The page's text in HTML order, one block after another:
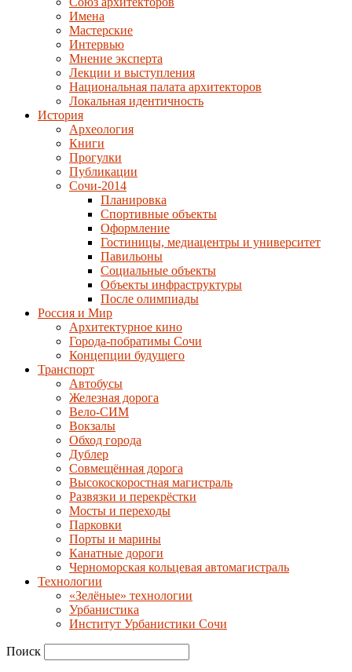
Имена
Мастерские
Интервью
Мнение эксперта
Лекции и выступления
Национальная палата архитекторов
Локальная идентичность
История
Археология
Книги
Прогулки
Публикации
Сочи-2014
Планировка
Спортивные объекты
Оформление
Гостиницы, медиацентры и университет
Павильоны
Социальные объекты
Объекты инфраструктуры
После олимпиады
Россия и Мир
Архитектурное кино
Города-побратимы Сочи
Концепции будущего
Транспорт
Автобусы
Железная дорога
Вело-СИМ
Вокзалы
Обход города
Дублер
Совмещённая дорога
Высокоскоростная магистраль
Развязки и перекрёстки
Мосты и переходы
Парковки
Порты и марины
Канатные дороги
Черноморская кольцевая автомагистраль
Технологии
«Зелёные» технологии
Урбанистика
Институт Урбанистики Сочи
Поиск